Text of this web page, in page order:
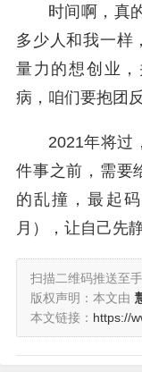
时间啊，真
多少人和我一样
量力的想创业
病，咱们要抱团
2021年将过
件事之前，需要
的乱撞，最起
月），让自己先
扫描二维码推送至手
版权声明：本文由
本文链接： https://